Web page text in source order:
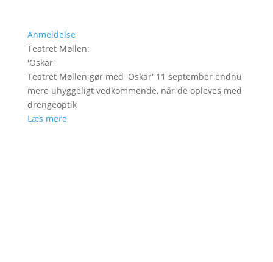
Anmeldelse
Teatret Møllen:
'Oskar'
Teatret Møllen gør med 'Oskar' 11 september endnu
mere uhyggeligt vedkommende, når de opleves med
drengeoptik
Læs mere